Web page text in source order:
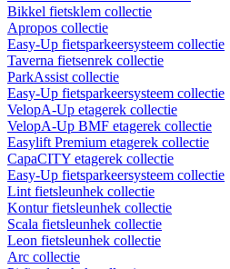
Bikkel fietsklem collectie
Apropos collectie
Easy-Up fietsparkeersysteem collectie
Taverna fietsenrek collectie
ParkAssist collectie
Easy-Up fietsparkeersysteem collectie
VelopA-Up etagerek collectie
VelopA-Up BMF etagerek collectie
Easylift Premium etagerek collectie
CapaCITY etagerek collectie
Easy-Up fietsparkeersysteem collectie
Lint fietsleunhek collectie
Kontur fietsleunhek collectie
Scala fietsleunhek collectie
Leon fietsleunhek collectie
Arc collectie